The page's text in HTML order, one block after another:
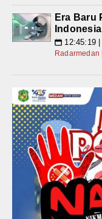
Era Baru
Indonesia
📅 12:45:19